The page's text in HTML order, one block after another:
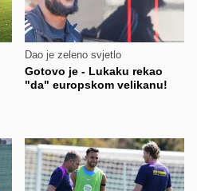
Dao je zeleno svjetlo
Gotovo je - Lukaku rekao
"da" europskom velikanu!